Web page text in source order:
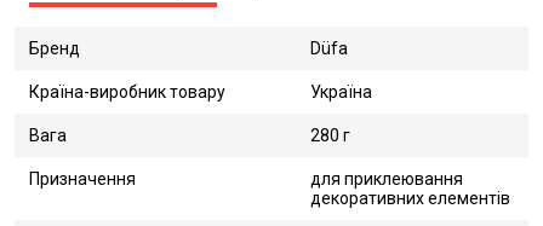
Бренд Düfa
Країна-виробник товару Україна
Вага 280 г
Призначення
для приклеювання
декоративних елементів